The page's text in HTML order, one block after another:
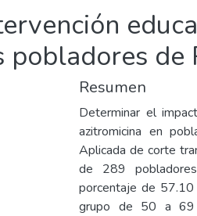
pobladores
Resumen
Determinar el
azitromicina en
Aplicada de corte
de 289
porcentaje de
grupo de 50 a 69